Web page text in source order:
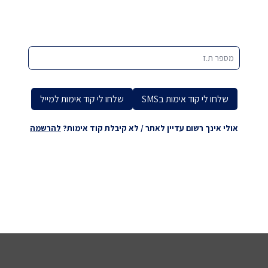
מספר ת.ז
שלחו לי קוד אימות למייל שלחו לי קוד אימות בSMS
אולי אינך רשום עדיין לאתר / לא קיבלת קוד אימות? להרשמה